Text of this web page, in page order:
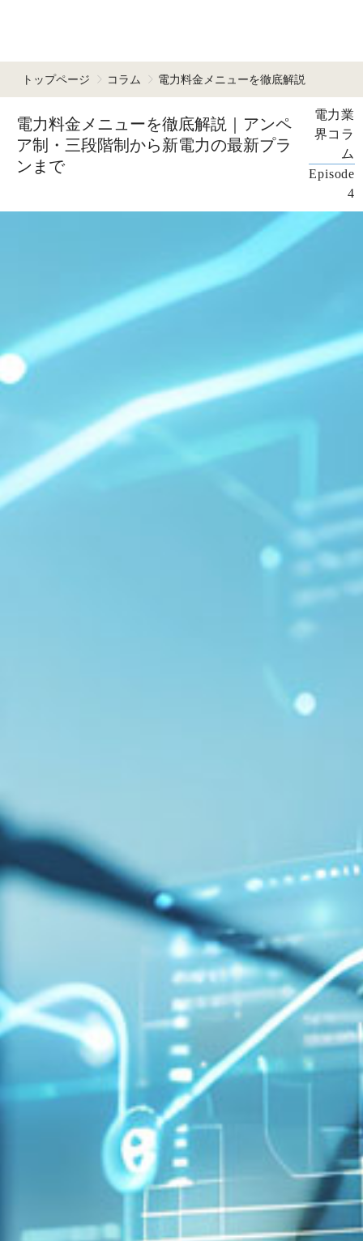
トップページ コラム 電力料金メニューを徹底解説
電力料金メニューを徹底解説｜アンペ
ア制・三段階制から新電力の最新プラ
ンまで
電力業
界コラ
ム
Episode
4